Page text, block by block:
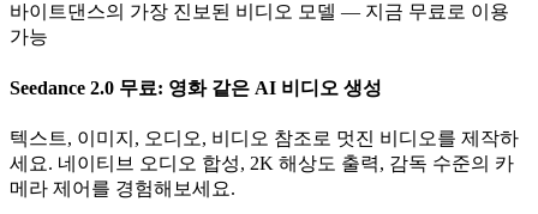
바이트댄스의 가장 진보된 비디오 모델 — 지금 무료로 이용
가능
Seedance 2.0 무료: 영화 같은 AI 비디오 생성
텍스트, 이미지, 오디오, 비디오 참조로 멋진 비디오를 제작하
세요. 네이티브 오디오 합성, 2K 해상도 출력, 감독 수준의 카
메라 제어를 경험해보세요.